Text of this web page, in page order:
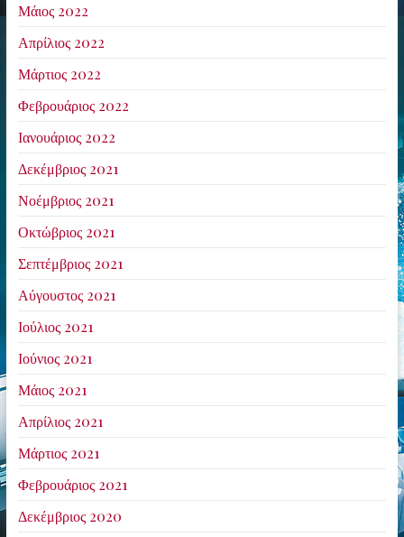
Μάιος 2022
Απρίλιος 2022
Μάρτιος 2022
Φεβρουάριος 2022
Ιανουάριος 2022
Δεκέμβριος 2021
Νοέμβριος 2021
Οκτώβριος 2021
Σεπτέμβριος 2021
Αύγουστος 2021
Ιούλιος 2021
Ιούνιος 2021
Μάιος 2021
Απρίλιος 2021
Μάρτιος 2021
Φεβρουάριος 2021
Δεκέμβριος 2020